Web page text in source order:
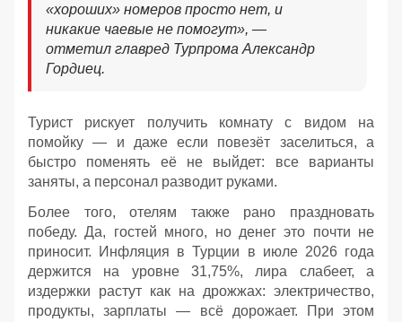
«хороших» номеров просто нет, и
никакие чаевые не помогут», —
отметил главред Турпрома Александр
Гордиец.
Турист рискует получить комнату с видом на
помойку — и даже если повезёт заселиться, а
быстро поменять её не выйдет: все варианты
заняты, а персонал разводит руками.
Более того, отелям также рано праздновать
победу. Да, гостей много, но денег это почти не
приносит. Инфляция в Турции в июле 2026 года
держится на уровне 31,75%, лира слабеет, а
издержки растут как на дрожжах: электричество,
продукты, зарплаты — всё дорожает. При этом